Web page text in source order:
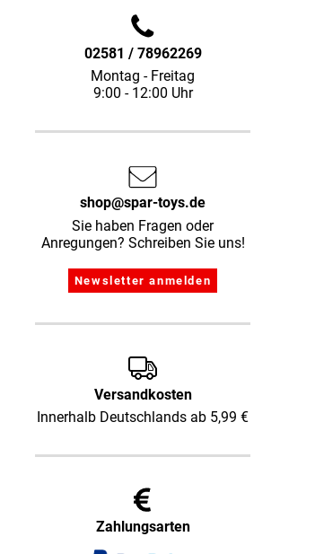
02581 / 78962269
Montag - Freitag
9:00 - 12:00 Uhr
shop@spar-toys.de
Sie haben Fragen oder
Anregungen? Schreiben Sie uns!
Versandkosten
Innerhalb Deutschlands ab 5,99 €
Zahlungsarten